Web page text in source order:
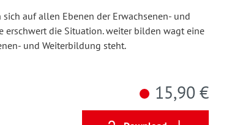
auf allen Ebenen der Erwachsenen- und
erschwert die Situation. weiter bilden wagt eine
und Weiterbildung steht.
15,90 €